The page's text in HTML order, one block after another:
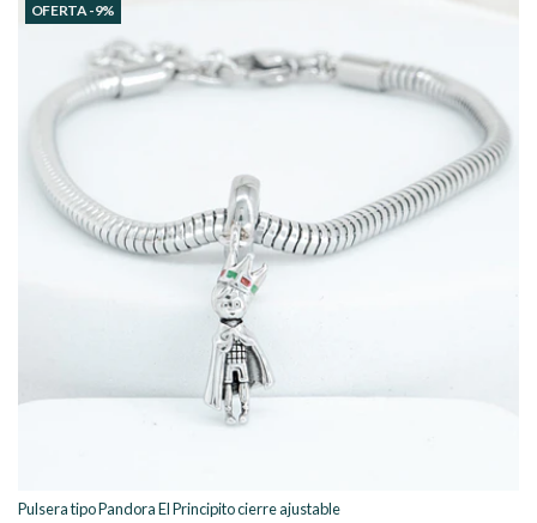
OFERTA -9%
Pulsera tipo Pandora El Principito cierre ajustable